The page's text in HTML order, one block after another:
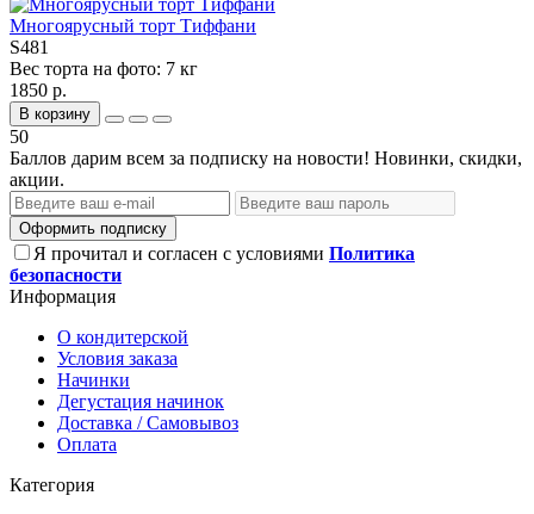
Многоярусный торт Тиффани
S481
Вес торта на фото: 7 кг
1850 р.
В корзину
50
Баллов дарим всем за подписку на новости! Новинки, скидки,
акции.
Оформить подписку
Я прочитал и согласен с условиями Политика
безопасности
Информация
О кондитерской
Условия заказа
Начинки
Дегустация начинок
Доставка / Самовывоз
Оплата
Категория